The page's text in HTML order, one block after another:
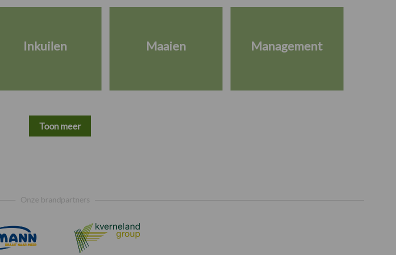
Inkuilen Maaien Management
Toon meer
Onze brandpartners